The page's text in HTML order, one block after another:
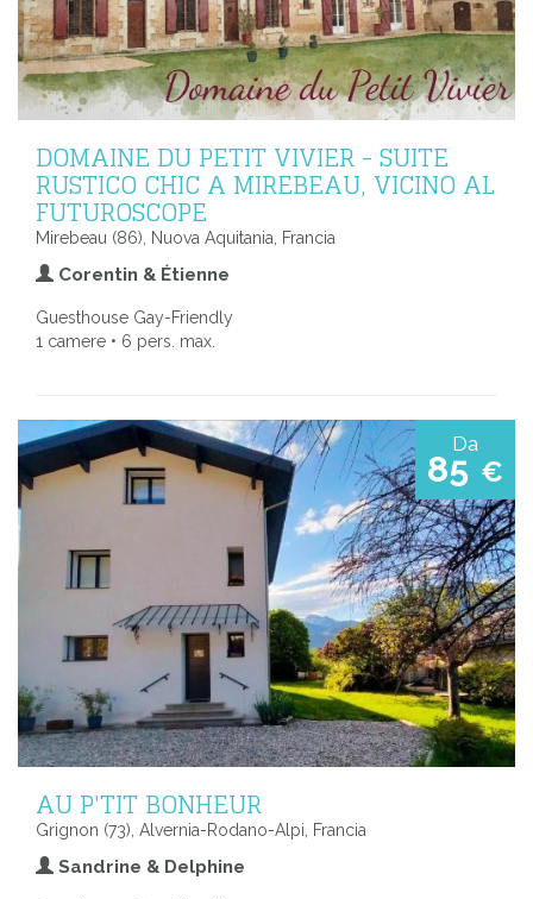
DOMAINE DU PETIT VIVIER - SUITE
RUSTICO CHIC A MIREBEAU, VICINO AL
FUTUROSCOPE
Mirebeau (86), Nuova Aquitania, Francia
Corentin & Étienne
Guesthouse Gay-Friendly
1 camere • 6 pers. max.
Da
85 €
AU P'TIT BONHEUR
Grignon (73), Alvernia-Rodano-Alpi, Francia
Sandrine & Delphine